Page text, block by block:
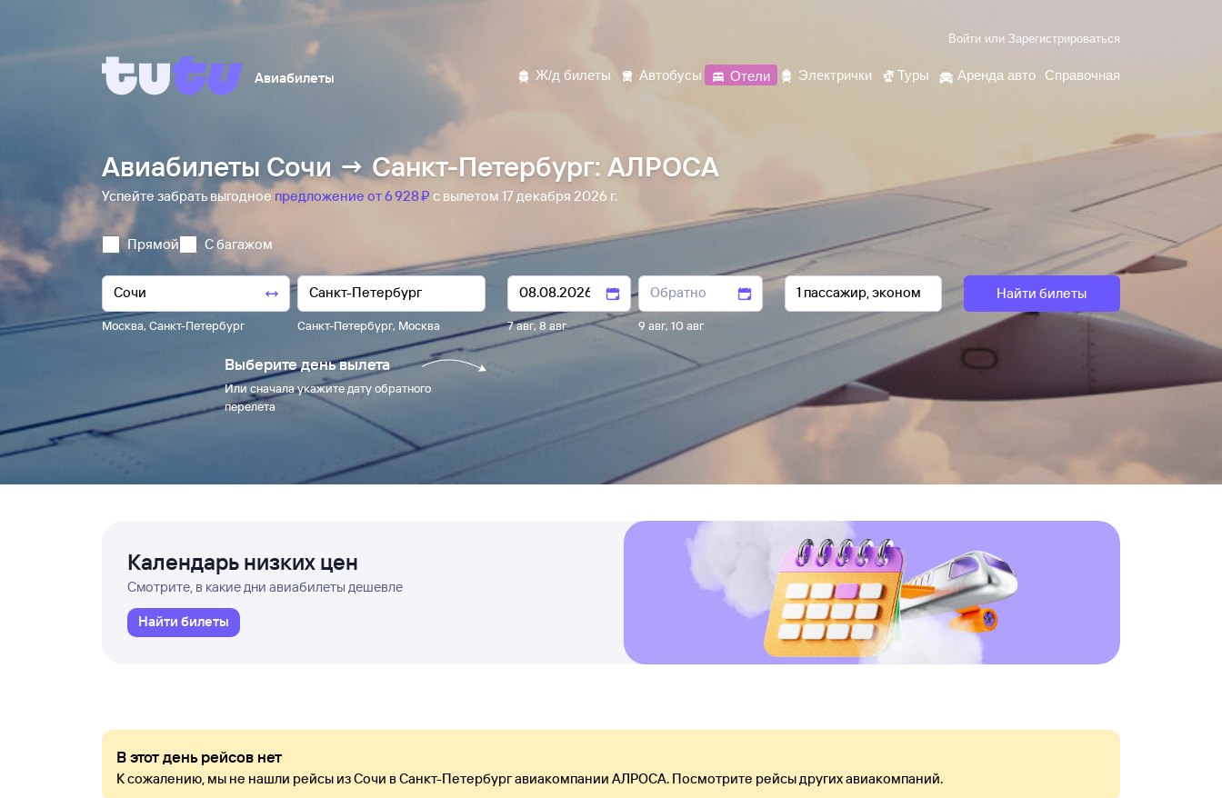
Войти или Зарегистрироваться
Авиабилеты Ж/д билеты Автобусы Отели Электрички Туры Аренда авто Справочная
Авиабилеты Сочи → Санкт-Петербург: АЛРОСА
Успейте забрать выгодное предложение от 6 ⁠928 ⁠₽ с вылетом 17 декабря 2026 г.
Прямой С багажом
Москва, Санкт-Петербург Санкт-Петербург, Москва 7 авг, 8 авг 9 авг,10 авг
Найти билеты
Выберите день вылета
Или сначала укажите дату обратного
перелета
Календарь низких цен
Смотрите, в какие дни авиабилеты дешевле
Найти билеты
В этот день рейсов нет
К сожалению, мы не нашли рейсы из Сочи в Санкт-Петербург авиакомпании АЛРОСА. Посмотрите рейсы других авиакомпаний.